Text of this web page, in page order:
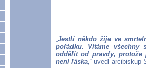
„Jestli někdo žije ve
pořádku. Vítáme
oddělit od pravdy,
není láska,“ uvedl arcibiskup